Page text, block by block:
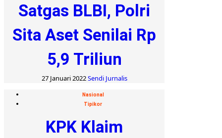
Satgas BLBI, Polri
Sita Aset Senilai Rp
5,9 Triliun
27 Januari 2022Sendi Jurnalis
Nasional
Tipikor
KPK Klaim